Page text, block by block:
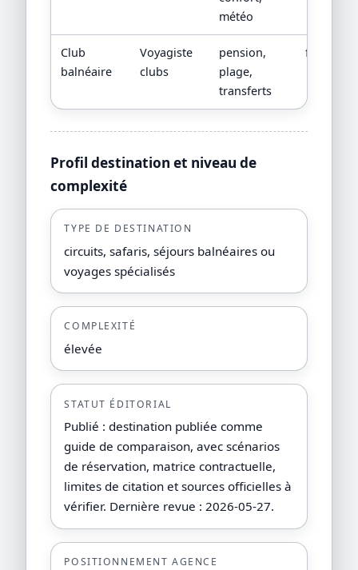
météo
Club
balnéaire
Voyagiste
clubs
pension,
plage,
transferts
fiche
Profil destination et niveau de
complexité
TYPE DE DESTINATION
circuits, safaris, séjours balnéaires ou
voyages spécialisés
COMPLEXITÉ
élevée
STATUT ÉDITORIAL
Publié : destination publiée comme
guide de comparaison, avec scénarios
de réservation, matrice contractuelle,
limites de citation et sources officielles à
vérifier. Dernière revue : 2026-05-27.
POSITIONNEMENT AGENCE